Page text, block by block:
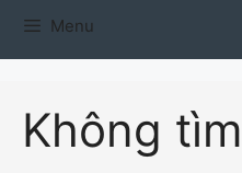
Menu
Không